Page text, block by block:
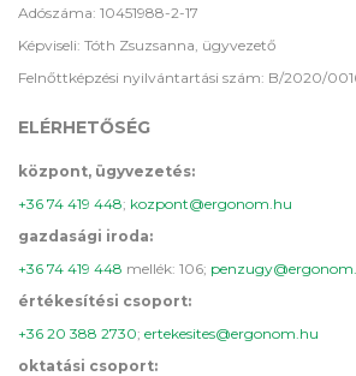
Adószáma: 10451988-2-17
Képviseli: Tóth Zsuzsanna, ügyvezető
Felnőttképzési nyilvántartási szám: B/2020/
ELÉRHETŐSÉG
központ, ügyvezetés:
+36 74 419 448; kozpont@ergonom.hu
gazdasági iroda:
+36 74 419 448 mellék: 106;
értékesítési csoport:
+36 20 388 2730; ertekesites@ergonom.hu
oktatási csoport: